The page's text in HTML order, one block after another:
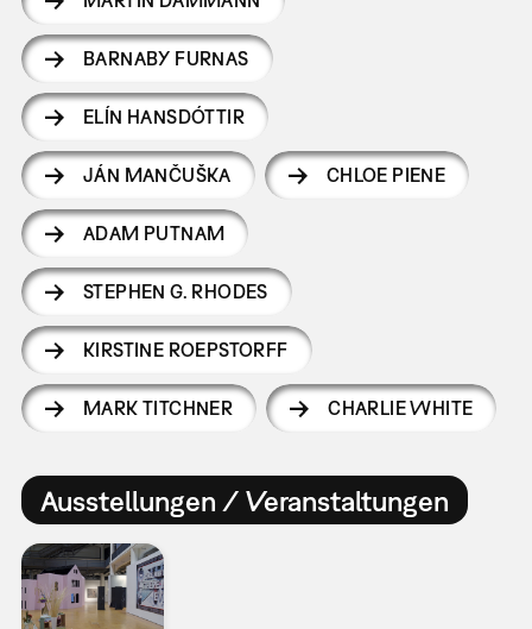
BARNABY FURNAS
ELÍN HANSDÓTTIR
JÁN MANČUŠKA CHLOE PIENE
ADAM PUTNAM
STEPHEN G. RHODES
KIRSTINE ROEPSTORFF
MARK TITCHNER CHARLIE WHITE
Ausstellungen / Veranstaltungen